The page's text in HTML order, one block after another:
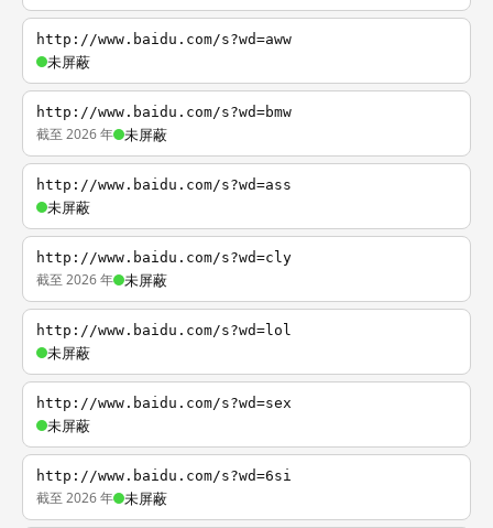
http://www.baidu.com/s?wd=aww
未屏蔽
http://www.baidu.com/s?wd=bmw
截至 2026 年 未屏蔽
http://www.baidu.com/s?wd=ass
未屏蔽
http://www.baidu.com/s?wd=cly
截至 2026 年 未屏蔽
http://www.baidu.com/s?wd=lol
未屏蔽
http://www.baidu.com/s?wd=sex
未屏蔽
http://www.baidu.com/s?wd=6si
截至 2026 年 未屏蔽